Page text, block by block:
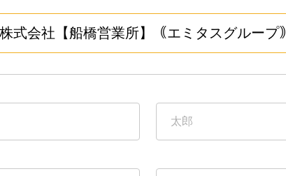
式会社【船橋営業所】｟エミタスグループ｠